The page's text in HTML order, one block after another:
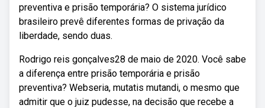
preventiva e prisão temporária? O sistema jurídico
brasileiro prevê diferentes formas de privação da
liberdade, sendo duas.
Rodrigo reis gonçalves28 de maio de 2020. Você sabe
a diferença entre prisão temporária e prisão
preventiva? Webseria, mutatis mutandi, o mesmo que
admitir que o juiz pudesse, na decisão que recebe a